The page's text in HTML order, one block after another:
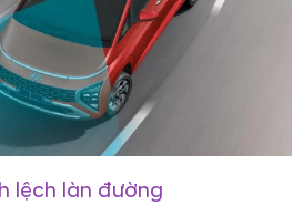
lệch làn đường